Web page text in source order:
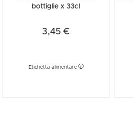
bottiglie x 33cl
3,45 €
Etichetta alimentare